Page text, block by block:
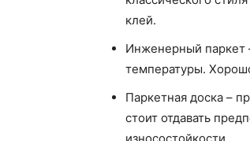
клей.
Инженерный паркет
температуры.
Паркетная доска –
стоит отдавать